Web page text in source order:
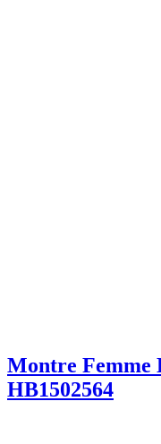
Montre Femme
HB1502564